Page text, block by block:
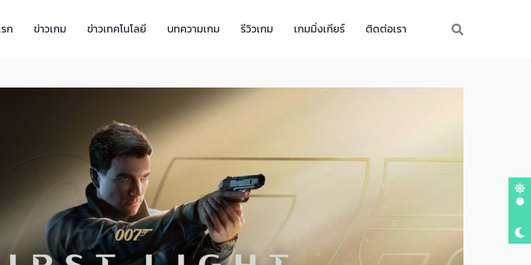
ก ข่าวเกม ข่าวเทคโนโลยี บทความเกม รีวิวเกม เกมมิ่งเกียร์ ติดต่อเรา